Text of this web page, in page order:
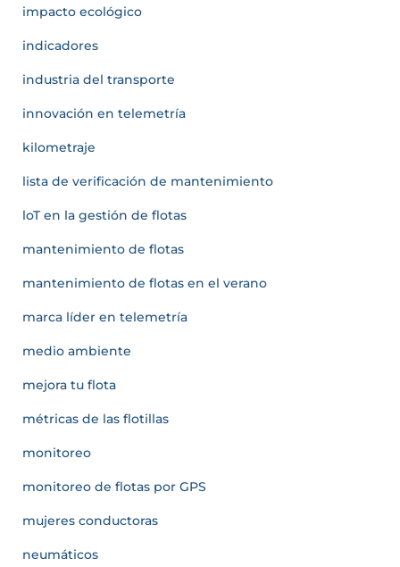
impacto ecológico
indicadores
industria del transporte
innovación en telemetría
kilometraje
lista de verificación de mantenimiento
loT en la gestión de flotas
mantenimiento de flotas
mantenimiento de flotas en el verano
marca líder en telemetría
medio ambiente
mejora tu flota
métricas de las flotillas
monitoreo
monitoreo de flotas por GPS
mujeres conductoras
neumáticos